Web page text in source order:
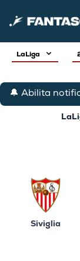
LaLiga
🔔 Abilita
Siviglia